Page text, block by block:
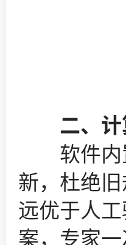
二、计
软件内
新，杜绝
远优于人
案，专家